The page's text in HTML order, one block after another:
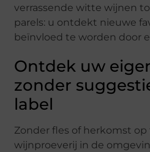
verrassende witte wijnen
parels: u ontdekt nieuwe
beïnvloed te worden door
Ontdek uw
zonder
label
Zonder fles of herkomst op
wijnproeverij in de